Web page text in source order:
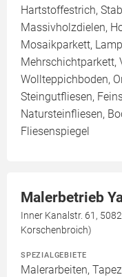
Hartstoffestrich,
Massivholzdielen,
Mosaikparkett,
Mehrschichtparkett,
Wollteppichboden,
Steingutfliesen,
Natursteinfliesen,
Fliesenspiegel
Malerbetrieb
Inner Kanalstr. 61,
Korschenbroich)
SPEZIALGEBIETE
Malerarbeiten,